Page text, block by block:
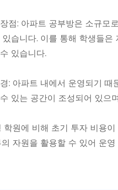
점: 아파트 공부방은 소규모
습니다. 이를 통해 학생들
있습니다.
: 아파트 내에서 운영되기
있는 공간이 조성되어 있으
학원에 비해 초기 투자 비용
자원을 활용할 수 있어 운